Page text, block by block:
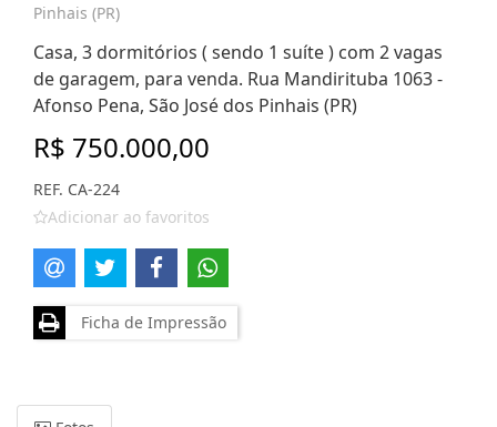
Pinhais (PR)
Casa, 3 dormitórios ( sendo 1 suíte ) com 2 vagas
de garagem, para venda. Rua Mandirituba 1063 -
Afonso Pena, São José dos Pinhais (PR)
R$ 750.000,00
REF. CA-224
Adicionar ao favoritos
Ficha de Impressão